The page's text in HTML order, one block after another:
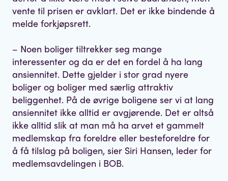
vente til prisen er avklart. Det er ikke bindende å
melde forkjøpsrett.
– Noen boliger tiltrekker seg mange
interessenter og da er det en fordel å ha lang
ansiennitet. Dette gjelder i stor grad nyere
boliger og boliger med særlig attraktiv
beliggenhet. På de øvrige boligene ser vi at lang
ansiennitet ikke alltid er avgjørende. Det er altså
ikke alltid slik at man må ha arvet et gammelt
medlemskap fra foreldre eller besteforeldre for
å få tilslag på boligen, sier Siri Hansen, leder for
medlemsavdelingen i BOB.